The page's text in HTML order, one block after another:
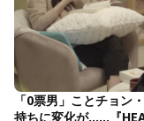
「0票男」ことチョン
持ちに変化が……『